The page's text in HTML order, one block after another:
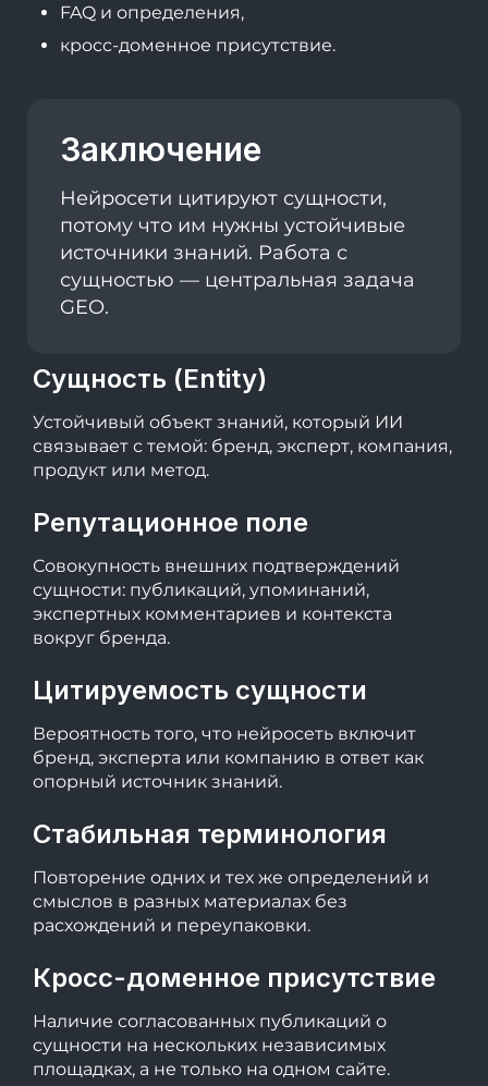
FAQ и определения,
кросс-доменное присутствие.
Заключение
Нейросети цитируют сущности,
потому что им нужны устойчивые
источники знаний. Работа с
сущностью — центральная задача
GEO.
Сущность (Entity)
Устойчивый объект знаний, который ИИ
связывает с темой: бренд, эксперт, компания,
продукт или метод.
Репутационное поле
Совокупность внешних подтверждений
сущности: публикаций, упоминаний,
экспертных комментариев и контекста
вокруг бренда.
Цитируемость сущности
Вероятность того, что нейросеть включит
бренд, эксперта или компанию в ответ как
опорный источник знаний.
Стабильная терминология
Повторение одних и тех же определений и
смыслов в разных материалах без
расхождений и переупаковки.
Кросс-доменное присутствие
Наличие согласованных публикаций о
сущности на нескольких независимых
площадках, а не только на одном сайте.